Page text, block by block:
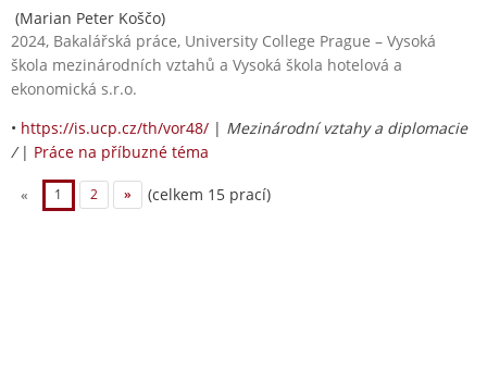
(Marian Peter Koščo)
2024, Bakalářská práce, University College Prague – Vysoká
škola mezinárodních vztahů a Vysoká škola hotelová a
ekonomická s.r.o.
• https://is.ucp.cz/th/vor48/ | Mezinárodní vztahy a diplomacie
/ | Práce na příbuzné téma
« 1 2 » (celkem 15 prací)